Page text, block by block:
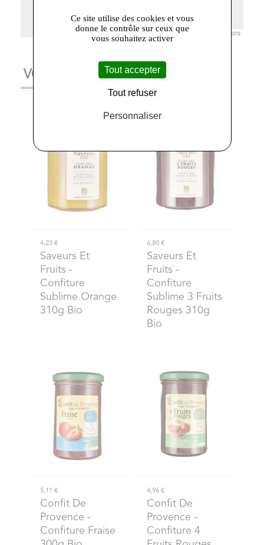
|© Openstreetmap France | ©OpenStreetMap contributors
VOUS AIMEREZ AUSSI
4,23 €
Saveurs Et
Fruits -
Confiture
Sublime Orange
310g Bio
6,80 €
Saveurs Et
Fruits -
Confiture
Sublime 3 Fruits
Rouges 310g
Bio
5,11 €
Confit De
Provence -
Confiture Fraise
4,96 €
Confit De
Provence -
Confiture 4
Ce site utilise des cookies et vous
donne le contrôle sur ceux que
vous souhaitez activer
Tout accepter
Tout refuser
Personnaliser